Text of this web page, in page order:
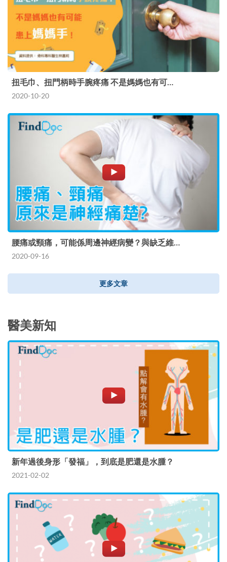
扭毛巾、扭門柄時手腕疼痛 不是媽媽也有可…
2020-10-20
腰痛或頸痛，可能係周邊神經病變？與缺乏維…
2020-09-16
更多文章
醫美新知
新年過後身形「發福」，到底是肥還是水腫？
2021-02-02